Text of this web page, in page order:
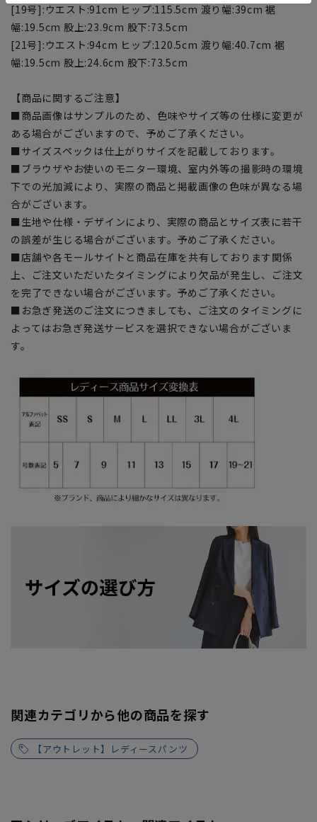
[19号]:ウエスト:91cm ヒップ:115.5cm 渡り幅:39cm 裾
幅:19.5cm 股上:23.9cm 股下:73.5cm
[21号]:ウエスト:94cm ヒップ:120.5cm 渡り幅:40.7cm 裾
幅:19.5cm 股上:24.6cm 股下:73.5cm
【商品に関するご注意】
■商品画像はサンプルのため、色味やサイズ等の仕様に変更が
ある場合がございますので、予めご了承ください。
■サイズスペックは仕上がりサイズを記載しております。
■ブラウザやお使いのモニター環境、室内外等の撮影時の環境
下での光加減により、実際の商品と掲載画像の色味が異なる場
合がございます。
■生地や仕様・デザインにより、実際の商品とサイズ表に若干
の誤差が生じる場合がございます。予めご了承ください。
■店舗や各モールサイトと商品在庫を共有しております関係
上、ご注文いただいたタイミングにより欠品が発生し、ご注文
を完了できない場合がございます。予めご了承ください。
■お急ぎ発送のご注文につきましても、ご注文のタイミングに
よってはお急ぎ発送サービスを選択できない場合がございま
す。
関連カテゴリから他の商品を探す
【アウトレット】レディースパンツ